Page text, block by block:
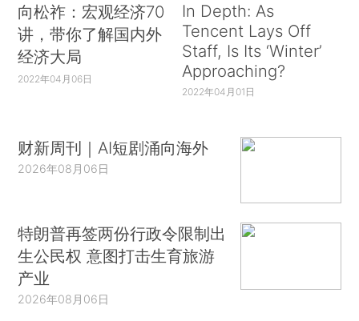
向松祚：宏观经济70
讲，带你了解国内外
经济大局
2022年04月06日
In Depth: As
Tencent Lays Off
Staff, Is Its ‘Winter’
Approaching?
2022年04月01日
财新周刊｜AI短剧涌向海外
2026年08月06日
特朗普再签两份行政令限制出
生公民权 意图打击生育旅游
产业
2026年08月06日